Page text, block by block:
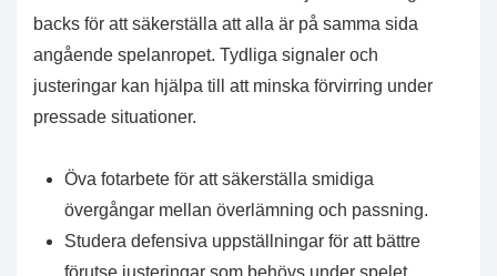
backs för att säkerställa att alla är på samma sida
angående spelanropet. Tydliga signaler och
justeringar kan hjälpa till att minska förvirring under
pressade situationer.
Öva fotarbete för att säkerställa smidiga
övergångar mellan överlämning och passning.
Studera defensiva uppställningar för att bättre